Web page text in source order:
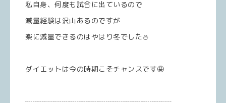
私自身、何度も試合に出ているので
減量経験は沢山あるのですが
楽に減量できるのはやはり冬でした⛄️
ダイエットは今の時期こそチャンスです🤩